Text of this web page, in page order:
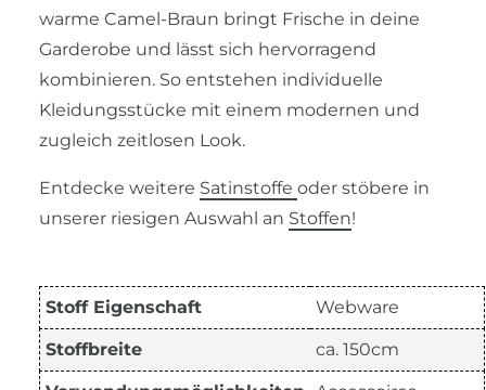
warme Camel-Braun bringt Frische in deine
Garderobe und lässt sich hervorragend
kombinieren. So entstehen individuelle
Kleidungsstücke mit einem modernen und
zugleich zeitlosen Look.
Entdecke weitere Satinstoffe oder stöbere in
unserer riesigen Auswahl an Stoffen!
Stoff Eigenschaft Webware
Stoffbreite ca. 150cm